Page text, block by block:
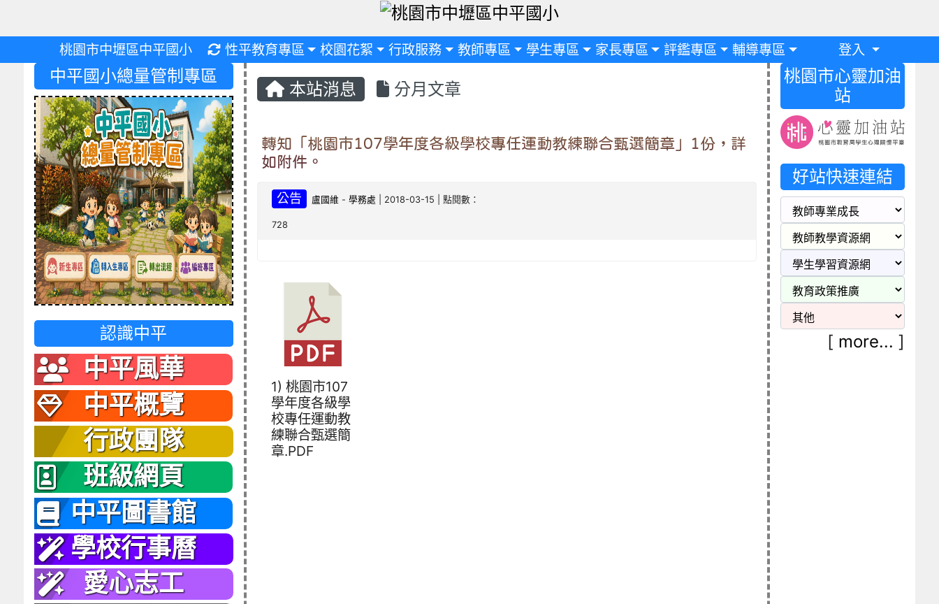
桃園市中壢區中平國小 重新取得佈景設定
性平教育專區 校園花絮 行政服務 教師專區 學生專區 家長專區 評鑑專區 輔導專區 登入
本站消息 分月文章
轉知「桃園市107學年度各級學校專任運動教練聯合甄選簡章」1份，詳
如附件。
公告 盧國維 -學務處 | 2018-03-15 | 點閱數：
728
1) 桃園市107
學年度各級學
校專任運動教
練聯合甄選簡
章.PDF
中平國小總量管制專區
認識中平
中平風華
中平概覽
行政團隊
班級網頁
中平圖書館
學校行事曆
愛心志工
桃園市心靈加油
站
好站快速連結
[ more... ]